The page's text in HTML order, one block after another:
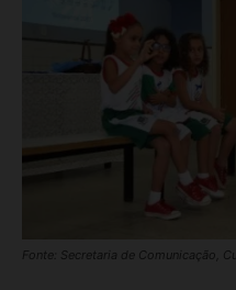
Fonte: Secretaria de Comunicação,